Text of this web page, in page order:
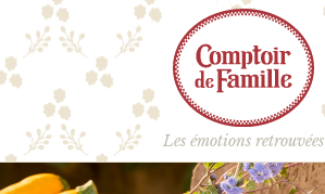
contenu
principal
Les émotions retrouvées
Panneau de gestion des cookies